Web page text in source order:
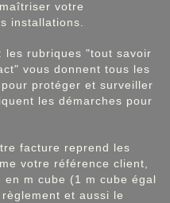
votre
installations.
les rubriques "tout savoir
vous donnent tous les
protéger et surveiller
les démarches pour
facture reprend les
votre référence client,
m cube (1 m cube égal
et aussi le